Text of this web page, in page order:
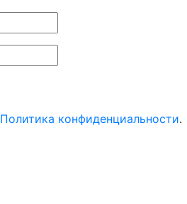
Политика конфиденциальности.